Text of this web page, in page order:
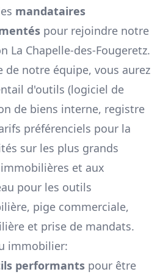
mandataires
pour rejoindre notre
La Chapelle-des-Fougeretz.
de notre équipe, vous aurez
d'outils (logiciel de
de biens interne, registre
préférenciels pour la
sur les plus grands
et aux
pour les outils
pige commerciale,
et prise de mandats.
immobilier:
performants pour être